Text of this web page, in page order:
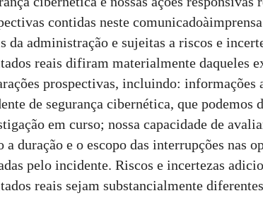
contidas neste
da administração e sujeitas a riscos e
reais difiram materialmente daqueles
prospectivas, incluindo: informações
de segurança cibernética, que podemos
em curso; nossa capacidade de
a duração e o escopo das interrupções nas
pelo incidente. Riscos e incertezas
reais sejam substancialmente